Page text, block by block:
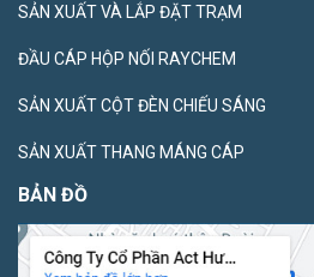
SẢN XUẤT VÀ LẮP ĐẶT TRẠM
ĐẦU CÁP HỘP NỐI RAYCHEM
SẢN XUẤT CỘT ĐÈN CHIẾU SÁNG
SẢN XUẤT THANG MÁNG CÁP
BẢN ĐỒ